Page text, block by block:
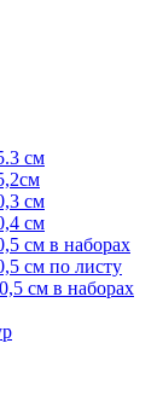
см
см
см
см в наборах
см по листу
см в наборах